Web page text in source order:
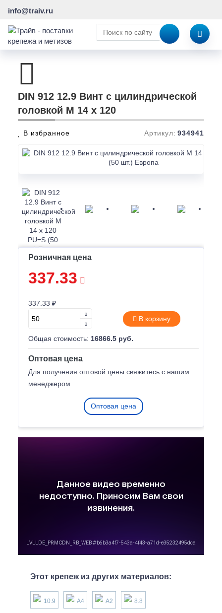
info@traiv.ru
DIN 912 12.9 Винт с цилиндрической
головкой M 14 x 120
В избранное Артикул: 934941
Розничная цена
337.33
337.33 ₽
В корзину
Общая стоимость: 16866.5 руб.
Оптовая цена
Для получения оптовой цены свяжитесь с нашим
менеджером
Оптовая цена
Этот крепеж из других материалов:
10.9 А4 А2 8.8